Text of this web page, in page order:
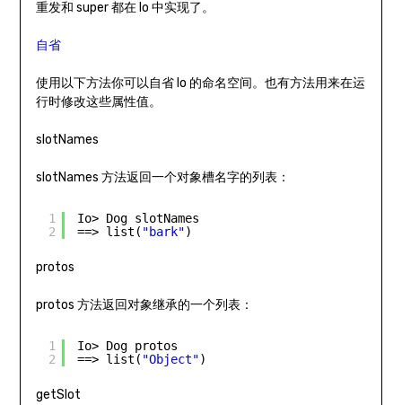
重发和 super 都在 Io 中实现了。
自省
使用以下方法你可以自省 Io 的命名空间。也有方法用来在运
行时修改这些属性值。
slotNames
slotNames 方法返回一个对象槽名字的列表：
1
2
Io> Dog slotNames
==> list( "bark")
protos
protos 方法返回对象继承的一个列表：
1
2
Io> Dog protos
==> list( "Object")
getSlot